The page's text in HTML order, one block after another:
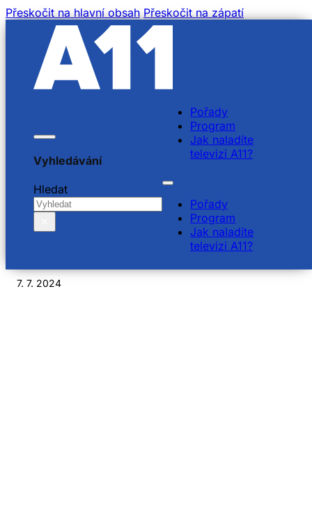
Přeskočit na hlavní obsah Přeskočit na zápatí
Vyhledávání
Hledat
Pořady
Program
Jak naladíte
televizi A11?
Pořady
Program
Jak naladíte
televizi A11?
Jan Simon, ředitel
festivalu Dvořákova
7. 7. 2024